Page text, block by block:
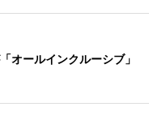
オールインクルーシブ」